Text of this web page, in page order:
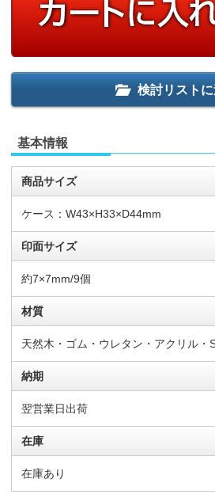
検討リスト
基本情報
商品サイズ
ケース：W43×H33×D44mm
印面サイズ
約7×7mm/9個
材質
天然木・ゴム・ウレタン・アクリル・
納期
翌営業日出荷
在庫
在庫あり